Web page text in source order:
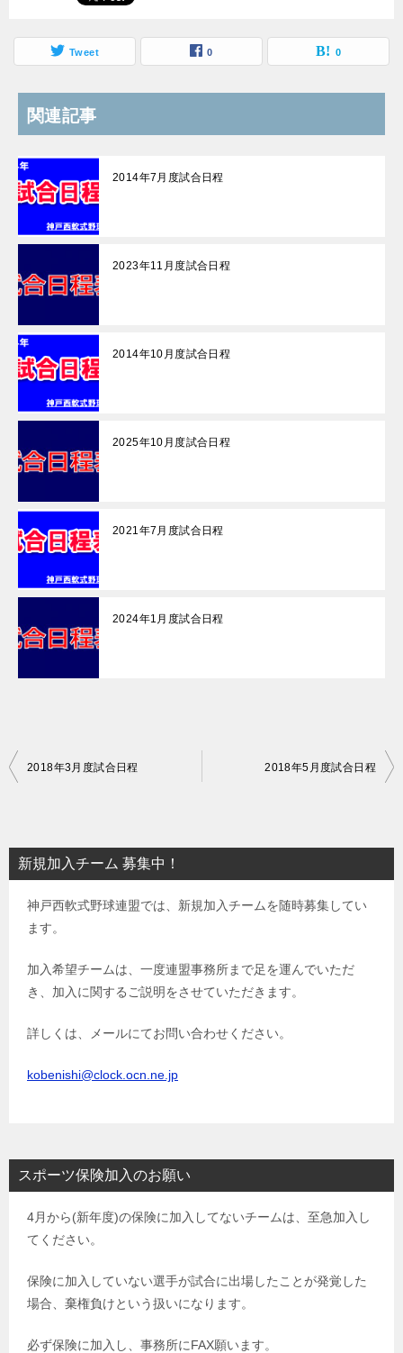
Tweet 0 0
関連記事
2014年7月度試合日程
2023年11月度試合日程
2014年10月度試合日程
2025年10月度試合日程
2021年7月度試合日程
2024年1月度試合日程
投
ビ
ゲ
2018年3月度試合日程 2018年5月度試合日程
新規加入チーム 募集中！
神戸西軟式野球連盟では、新規加入チームを随時募集してい
ます。
加入希望チームは、一度連盟事務所まで足を運んでいただ
き、加入に関するご説明をさせていただきます。
詳しくは、メールにてお問い合わせください。
kobenishi@clock.ocn.ne.jp
スポーツ保険加入のお願い
4月から(新年度)の保険に加入してないチームは、至急加入し
てください。
保険に加入していない選手が試合に出場したことが発覚した
場合、棄権負けという扱いになります。
必ず保険に加入し、事務所にFAX願います。